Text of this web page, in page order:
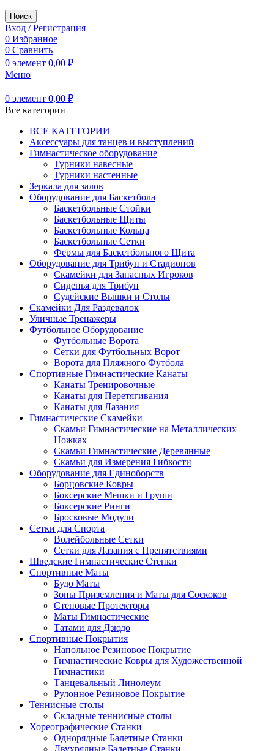
Поиск
Вход / Регистрация
0 Избранное
0 Сравнить
0 элемент 0,00 ₽
Меню
0 элемент 0,00 ₽
Все категории
ВСЕ КАТЕГОРИИ
Аксессуары для танцев и выступлений
Гимнастическое оборудование
Турники навесные
Турники настенные
Зеркала для залов
Оборудование для Баскетбола
Баскетбольные Стойки
Баскетбольные Щиты
Баскетбольные Кольца
Баскетбольные Сетки
Фермы для Баскетбольного Щита
Оборудование для Трибун и Стадионов
Скамейки для Запасных Игроков
Сиденья для Трибун
Судейские Вышки и Столы
Скамейки Для Раздевалок
Уличные Тренажеры
Футбольное Оборудование
Футбольные Ворота
Сетки для Футбольных Ворот
Ворота для Пляжного Футбола
Спортивные Гимнастические Канаты
Канаты Тренировочные
Канаты для Перетягивания
Канаты для Лазания
Гимнастические Скамейки
Скамьи Гимнастические на Металлических
Ножках
Скамьи Гимнастические Деревянные
Скамьи для Измерения Гибкости
Оборудование для Единоборств
Борцовские Ковры
Боксерские Мешки и Груши
Боксерские Ринги
Бросковые Модули
Сетки для Спорта
Волейбольные Сетки
Сетки для Лазания с Препятствиями
Шведские Гимнастические Стенки
Спортивные Маты
Будо Маты
Зоны Приземления и Маты для Соскоков
Стеновые Протекторы
Маты Гимнастические
Татами для Дзюдо
Спортивные Покрытия
Напольное Резиновое Покрытие
Гимнастические Ковры для Художественной
Гимнастики
Танцевальный Линолеум
Рулонное Резиновое Покрытие
Теннисные столы
Складные теннисные столы
Хореографические Станки
Однорядные Балетные Станки
Двухрядные Балетные Станки